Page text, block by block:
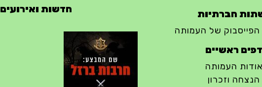
חברתיות
הפייסבוק של העמותה
דפים ראשיים
אודות העמותה
הנצחה וזכרון
חדשות ואירועים
חרבות ברזל – הודעה 1 – 14.10.2023
14/10/2023